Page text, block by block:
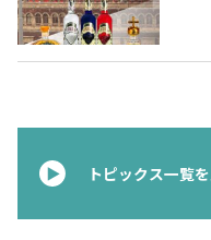
トピックス一覧